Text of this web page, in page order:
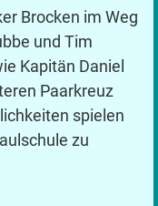
Brocken im Weg
und Tim
Kapitän Daniel
Paarkreuz
spielen
zu